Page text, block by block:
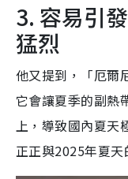
3. 容易引
猛烈
他又提到，「厄爾
它會讓夏季的副熱
上，導致國內夏天
正正與2025年夏天